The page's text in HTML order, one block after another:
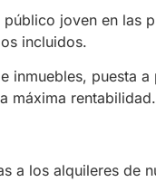
joven en las
incluidos.
inmuebles, puesta
máxima rentabilidad.
a los alquileres de